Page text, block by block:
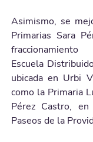
Asimismo, se
Primarias Sara
Escuela
ubicada en Urbi
como la Primaria
Pérez Castro,
Paseos de la